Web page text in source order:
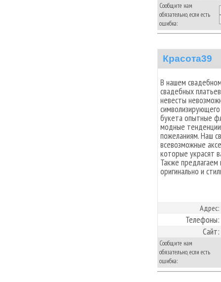
Сообщите нам
обязательно, если есть
ошибка:
Красота39
В нашем
свадебных
невесты
букета опытные
модные
пожеланиям. Наш
всевозможные
которые украсят
Также
оригинально и
Адрес:
Телефоны:
Сайт:
Сообщите нам
обязательно, если есть
ошибка: